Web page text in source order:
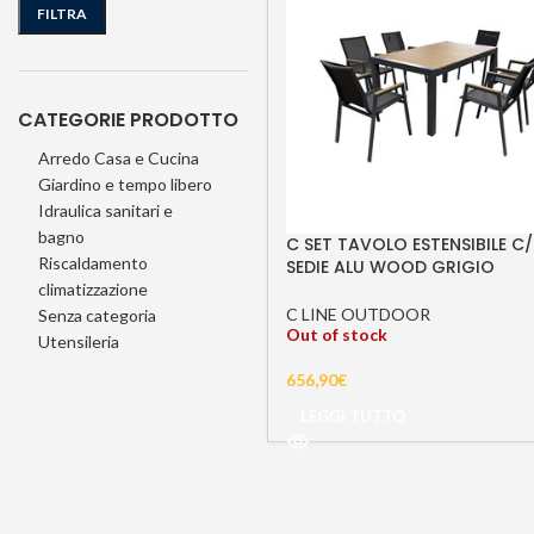
FILTRA
CATEGORIE PRODOTTO
Arredo Casa e Cucina
Giardino e tempo libero
Idraulica sanitari e
bagno
Riscaldamento
climatizzazione
Senza categoria
Utensileria
C SET TAVOLO ESTENSIBILE
SEDIE ALU WOOD GRIGIO
C LINE OUTDOOR
Out of stock
656,90€